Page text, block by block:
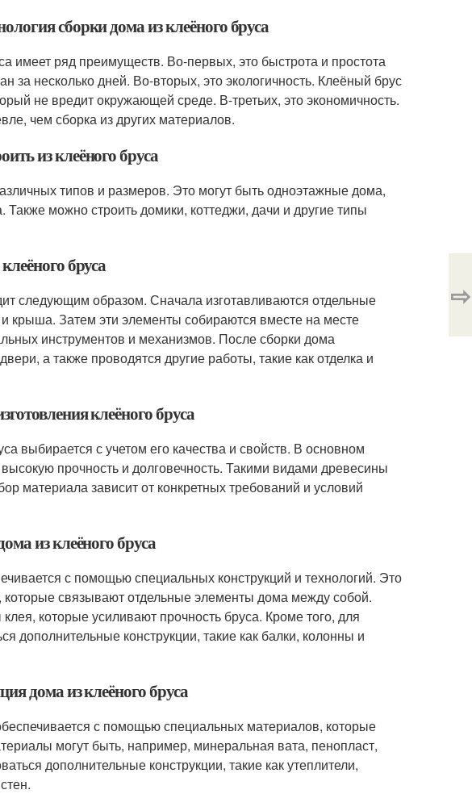
сборки дома из клеёного бруса
имеет ряд преимуществ. Во-первых, это быстрота и простота
за несколько дней. Во-вторых, это экологичность. Клеёный брус
не вредит окружающей среде. В-третьих, это экономичность.
чем сборка из других материалов.
из клеёного бруса
типов и размеров. Это могут быть одноэтажные дома,
можно строить домики, коттеджи, дачи и другие типы
бруса
следующим образом. Сначала изготавливаются отдельные
крыша. Затем эти элементы собираются вместе на месте
инструментов и механизмов. После сборки дома
а также проводятся другие работы, такие как отделка и
клеёного бруса
выбирается с учетом его качества и свойств. В основном
прочность и долговечность. Такими видами древесины
материала зависит от конкретных требований и условий
из клеёного бруса
с помощью специальных конструкций и технологий. Это
связывают отдельные элементы дома между собой.
которые усиливают прочность бруса. Кроме того, для
дополнительные конструкции, такие как балки, колонны и
дома из клеёного бруса
с помощью специальных материалов, которые
могут быть, например, минеральная вата, пенопласт,
дополнительные конструкции, такие как утеплители,
⇨